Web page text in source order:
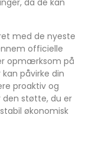
da de kan
med de nyeste
officielle
opmærksom på
påvirke din
proaktiv og
støtte, du er
økonomisk